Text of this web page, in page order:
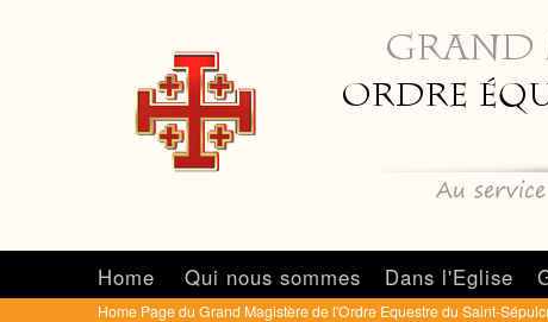
Home Qui nous sommes Dans l'Eglise
Home Page du Grand Magistère de l'Ordre Equestre du Saint-